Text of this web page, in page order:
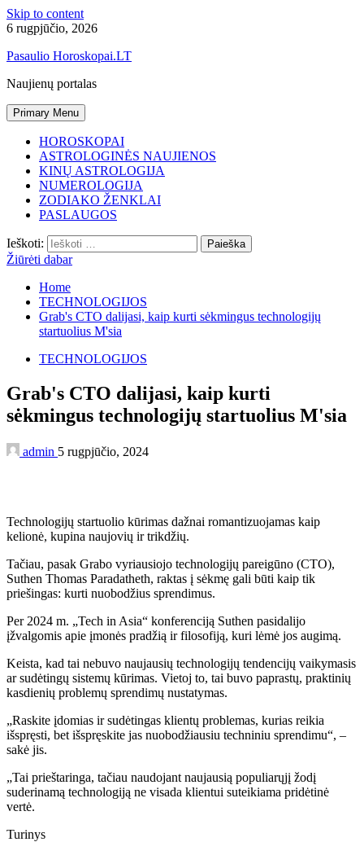
Skip to content
6 rugpjūčio, 2026
Pasaulio Horoskopai.LT
Naujienų portalas
Primary Menu
HOROSKOPAI
ASTROLOGINĖS NAUJIENOS
KINŲ ASTROLOGIJA
NUMEROLOGIJA
ZODIAKO ŽENKLAI
PASLAUGOS
Ieškoti:
Žiūrėti dabar
Home
TECHNOLOGIJOS
Grab's CTO dalijasi, kaip kurti sėkmingus technologijų
startuolius M'sia
TECHNOLOGIJOS
Grab's CTO dalijasi, kaip kurti
sėkmingus technologijų startuolius M'sia
admin 5 rugpjūčio, 2024
Technologijų startuolio kūrimas dažnai romantizuojamas kaip
kelionė, kupina naujovių ir trikdžių.
Tačiau, pasak Grabo vyriausiojo technologijų pareigūno (CTO),
Suthen Thomas Paradatheth, raktas į sėkmę gali būti kaip tik
priešingas: kurti nuobodžius sprendimus.
Per 2024 m. „Tech in Asia“ konferenciją Suthen pasidalijo
įžvalgomis apie įmonės pradžią ir filosofiją, kuri lėmė jos augimą.
Keista, kad tai nebuvo naujausių technologijų tendencijų vaikymasis
ar sudėtingų sistemų kūrimas. Vietoj to, tai buvo paprastų, praktinių
kasdienių problemų sprendimų nustatymas.
„Raskite įdomias ir sudėtingas klientų problemas, kurias reikia
išspręsti, bet išspręskite jas nuobodžiausiu techniniu sprendimu“, –
sakė jis.
„Tai prieštaringa, tačiau naudojant naujausią populiarųjį žodį
suderinamą technologiją ne visada klientui suteikiama pridėtinė
vertė.
Turinys